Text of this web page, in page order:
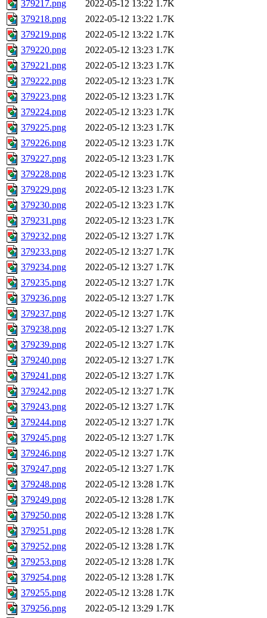
379217.png 2022-05-12 13:22 1.7K
379218.png
2022-05-12 13:22 1.7K
379219.png
2022-05-12 13:22 1.7K
379220.png
2022-05-12 13:23 1.7K
379221.png
2022-05-12 13:23 1.7K
379222.png
2022-05-12 13:23 1.7K
379223.png
2022-05-12 13:23 1.7K
379224.png
2022-05-12 13:23 1.7K
379225.png
2022-05-12 13:23 1.7K
379226.png
2022-05-12 13:23 1.7K
379227.png
2022-05-12 13:23 1.7K
379228.png
2022-05-12 13:23 1.7K
379229.png
2022-05-12 13:23 1.7K
379230.png
2022-05-12 13:23 1.7K
379231.png
2022-05-12 13:23 1.7K
379232.png
2022-05-12 13:27 1.7K
379233.png
2022-05-12 13:27 1.7K
379234.png
2022-05-12 13:27 1.7K
379235.png
2022-05-12 13:27 1.7K
379236.png
2022-05-12 13:27 1.7K
379237.png
2022-05-12 13:27 1.7K
379238.png
2022-05-12 13:27 1.7K
379239.png
2022-05-12 13:27 1.7K
379240.png
2022-05-12 13:27 1.7K
379241.png
2022-05-12 13:27 1.7K
379242.png
2022-05-12 13:27 1.7K
379243.png
2022-05-12 13:27 1.7K
379244.png
2022-05-12 13:27 1.7K
379245.png
2022-05-12 13:27 1.7K
379246.png
2022-05-12 13:27 1.7K
379247.png
2022-05-12 13:27 1.7K
379248.png
2022-05-12 13:28 1.7K
379249.png
2022-05-12 13:28 1.7K
379250.png
2022-05-12 13:28 1.7K
379251.png
2022-05-12 13:28 1.7K
379252.png
2022-05-12 13:28 1.7K
379253.png
2022-05-12 13:28 1.7K
379254.png
2022-05-12 13:28 1.7K
379255.png
2022-05-12 13:28 1.7K
379256.png
2022-05-12 13:29 1.7K